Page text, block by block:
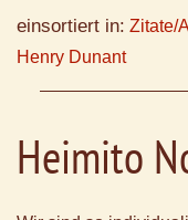
einsortiert in: Zitate/
Henry Dunant
Heimito